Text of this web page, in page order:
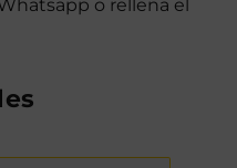
o rellena el